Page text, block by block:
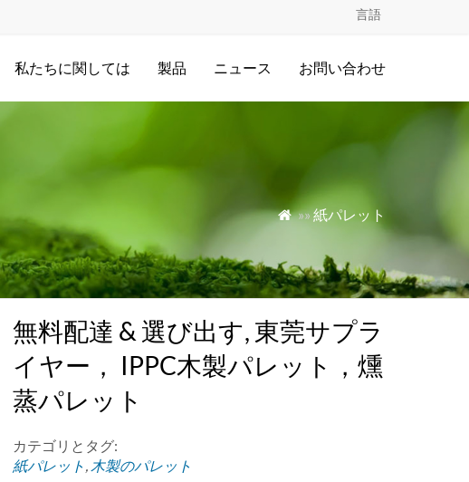
言語
私たちに関しては 製品 ニュース お問い合わせ
 »»紙パレット
無料配達 & 選び出す, 東莞サプラ
イヤー， IPPC木製パレット，燻
蒸パレット
カテゴリとタグ:
紙パレット , 木製のパレット